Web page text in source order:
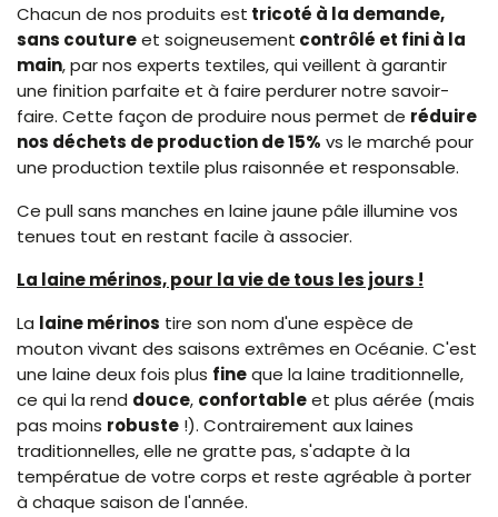
Chacun de nos produits est tricoté à la demande,
sans coutureet soigneusement contrôlé et fini à la
main, par nos experts textiles, qui veillent à garantir
une finition parfaite et à faire perdurer notre savoir-
faire. Cette façon de produire nous permet de réduire
nos déchets de production de 15% vs le marché pour
une production textile plus raisonnée et responsable.
Ce pull sans manches en laine jaune pâle illumine vos
tenues tout en restant facile à associer.
La laine mérinos, pour la vie de tous les jours !
La laine mérinos tire son nom d'une espèce de
mouton vivant des saisons extrêmes en Océanie. C'est
une laine deux fois plus fineque la laine traditionnelle,
ce qui la rend douce, confortableet plus aérée (mais
pas moins robuste !). Contrairement aux laines
traditionnelles, elle ne gratte pas, s'adapte à la
températue de votre corps et reste agréable à porter
à chaque saison de l'année.